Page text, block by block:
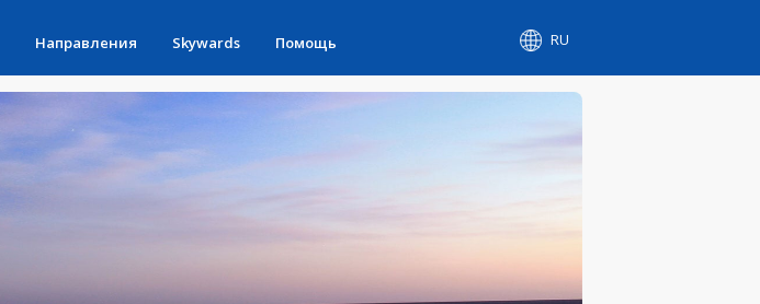
Направления Skywards Помощь RU